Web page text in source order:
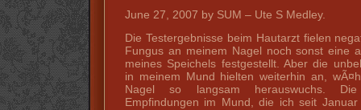
June 27, 2007 by SUM – Ute S Medley.
Die Testergebnisse beim Hautarzt fielen
Fungus an meinem Nagel noch sonst eine
meines Speichels festgestellt. Aber die
in meinem Mund hielten weiterhin an,
Nagel so langsam herauswuchs. Die
Empfindungen im Mund, die ich seit